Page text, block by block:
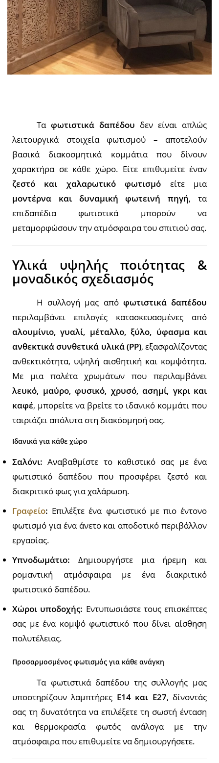
Τα φωτιστικά δαπέδου δεν είναι απλώς
λειτουργικά στοιχεία φωτισμού – αποτελούν
βασικά διακοσμητικά κομμάτια που δίνουν
χαρακτήρα σε κάθε χώρο. Είτε επιθυμείτε έναν
ζεστό και χαλαρωτικό φωτισμό είτε μια
μοντέρνα και δυναμική φωτεινή πηγή, τα
επιδαπέδια φωτιστικά μπορούν να
μεταμορφώσουν την ατμόσφαιρα του σπιτιού σας.
Υλικά υψηλής ποιότητας &
μοναδικός σχεδιασμός
Η συλλογή μας από φωτιστικά δαπέδου
περιλαμβάνει επιλογές κατασκευασμένες από
αλουμίνιο, γυαλί, μέταλλο, ξύλο, ύφασμα και
ανθεκτικά συνθετικά υλικά (PP), εξασφαλίζοντας
ανθεκτικότητα, υψηλή αισθητική και κομψότητα.
Με μια παλέτα χρωμάτων που περιλαμβάνει
λευκό, μαύρο, φυσικό, χρυσό, ασημί, γκρι και
καφέ, μπορείτε να βρείτε το ιδανικό κομμάτι που
ταιριάζει απόλυτα στη διακόσμησή σας.
Ιδανικά για κάθε χώρο
Σαλόνι: Αναβαθμίστε το καθιστικό σας με ένα
φωτιστικό δαπέδου που προσφέρει ζεστό και
διακριτικό φως για χαλάρωση.
Γραφείο: Επιλέξτε ένα φωτιστικό με πιο έντονο
φωτισμό για ένα άνετο και αποδοτικό περιβάλλον
εργασίας.
Υπνοδωμάτιο: Δημιουργήστε μια ήρεμη και
ρομαντική ατμόσφαιρα με ένα διακριτικό
φωτιστικό δαπέδου.
Χώροι υποδοχής: Εντυπωσιάστε τους επισκέπτες
σας με ένα κομψό φωτιστικό που δίνει αίσθηση
πολυτέλειας.
Προσαρμοσμένος φωτισμός για κάθε ανάγκη
Τα φωτιστικά δαπέδου της συλλογής μας
υποστηρίζουν λαμπτήρες E14 και E27, δίνοντάς
σας τη δυνατότητα να επιλέξετε τη σωστή ένταση
και θερμοκρασία φωτός ανάλογα με την
ατμόσφαιρα που επιθυμείτε να δημιουργήσετε.